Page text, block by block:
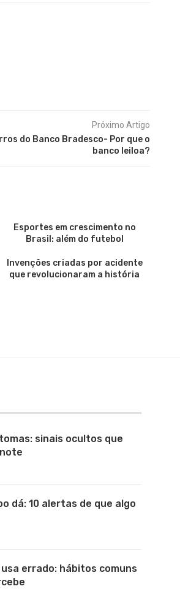
Próximo Artigo
do Banco Bradesco- Por que o
banco leiloa?
Esportes em crescimento no
Brasil: além do futebol
Invenções criadas por acidente
que revolucionaram a história
sinais ocultos que
dá: 10 alertas de que algo
errado: hábitos comuns